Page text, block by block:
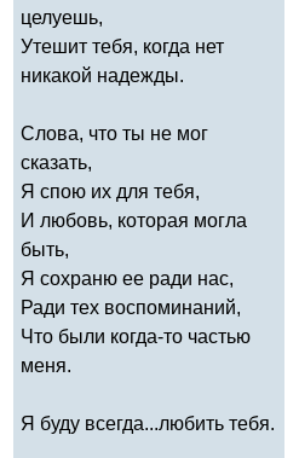
целуешь,
Утешит тебя, когда нет
никакой надежды.
Слова, что ты не мог
сказать,
Я спою их для тебя,
И любовь, которая могла
быть,
Я сохраню ее ради нас,
Ради тех воспоминаний,
Что были когда-то частью
меня.
Я буду всегда...любить тебя.